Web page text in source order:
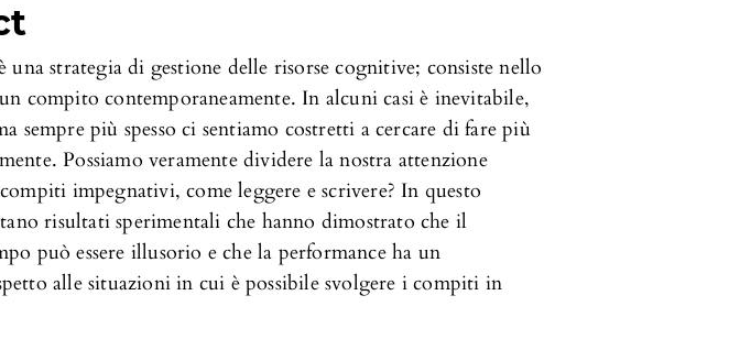
strategia di gestione delle risorse cognitive; consiste nello
compito contemporaneamente. In alcuni casi è inevitabile,
sempre più spesso ci sentiamo costretti a cercare di fare più
Possiamo veramente dividere la nostra attenzione
impegnativi, come leggere e scrivere? In questo
risultati sperimentali che hanno dimostrato che il
può essere illusorio e che la performance ha un
alle situazioni in cui è possibile svolgere i compiti in